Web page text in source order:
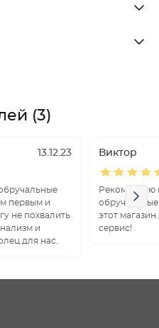
(3)
13.12.23
первым и
не похвалить
и
для нас.
Виктор
Рекомендую
этот
сервис!